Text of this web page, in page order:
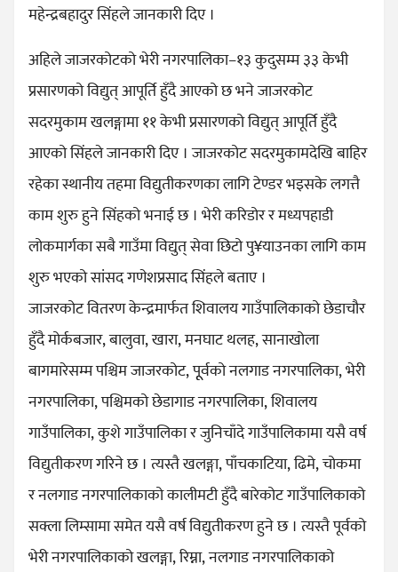
महेन्द्रबहादुर सिंहले जानकारी दिए ।
अहिले जाजरकोटको भेरी नगरपालिका–१३ कुदुसम्म ३३ केभी
प्रसारणको विद्युत् आपूर्ति हुँदै आएको छ भने जाजरकोट
सदरमुकाम खलङ्गामा ११ केभी प्रसारणको विद्युत् आपूर्ति हुँदै
आएको सिंहले जानकारी दिए । जाजरकोट सदरमुकामदेखि बाहिर
रहेका स्थानीय तहमा विद्युतीकरणका लागि टेण्डर भइसके लगत्तै
काम शुरु हुने सिंहको भनाई छ । भेरी करिडोर र मध्यपहाडी
लोकमार्गका सबै गाउँमा विद्युत् सेवा छिटो पु¥याउनका लागि काम
शुरु भएको सांसद गणेशप्रसाद सिंहले बताए ।
जाजरकोट वितरण केन्द्रमार्फत शिवालय गाउँपालिकाको छेडाचौर
हुँदै मोर्कबजार, बालुवा, खारा, मनघाट थलह, सानाखोला
बागमारेसम्म पश्चिम जाजरकोट, पूूर्वको नलगाड नगरपालिका, भेरी
नगरपालिका, पश्चिमको छेडागाड नगरपालिका, शिवालय
गाउँपालिका, कुशे गाउँपालिका र जुनिचाँदे गाउँपालिकामा यसै वर्ष
विद्युतीकरण गरिने छ । त्यस्तै खलङ्गा, पाँचकाटिया, ढिमे, चोकमा
र नलगाड नगरपालिकाको कालीमटी हुँदै बारेकोट गाउँपालिकाको
सक्ला लिम्सामा समेत यसै वर्ष विद्युतीकरण हुने छ । त्यस्तै पूर्वको
भेरी नगरपालिकाको खलङ्गा, रिम्ना, नलगाड नगरपालिकाको